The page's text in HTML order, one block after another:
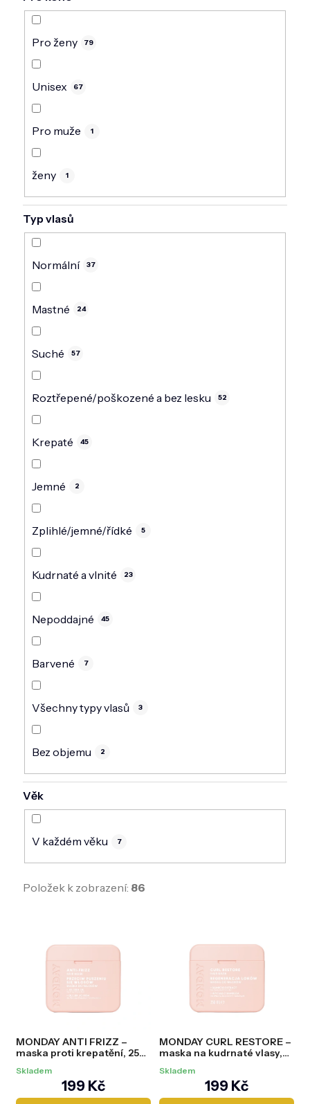
Pro ženy 79
Unisex 67
Pro muže 1
ženy 1
Typ vlasů
Normální 37
Mastné 24
Suché 57
Roztřepené/poškozené a bez lesku 52
Krepaté 45
Jemné 2
Zplihlé/jemné/řídké 5
Kudrnaté a vlnité 23
Nepoddajné 45
Barvené 7
Všechny typy vlasů 3
Bez objemu 2
Věk
V každém věku 7
Položek k zobrazení: 86
u
k
t
MONDAY ANTI FRIZZ –
maska proti krepatění, 250
Skladem
199 Kč
MONDAY CURL RESTORE –
maska na kudrnaté vlasy,
Skladem
199 Kč